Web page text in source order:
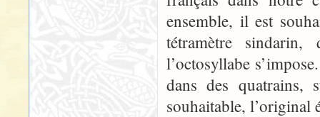
ensemble, il est
tétramètre
l’octosyllabe
dans des quatrains,
souhaitable, l’original